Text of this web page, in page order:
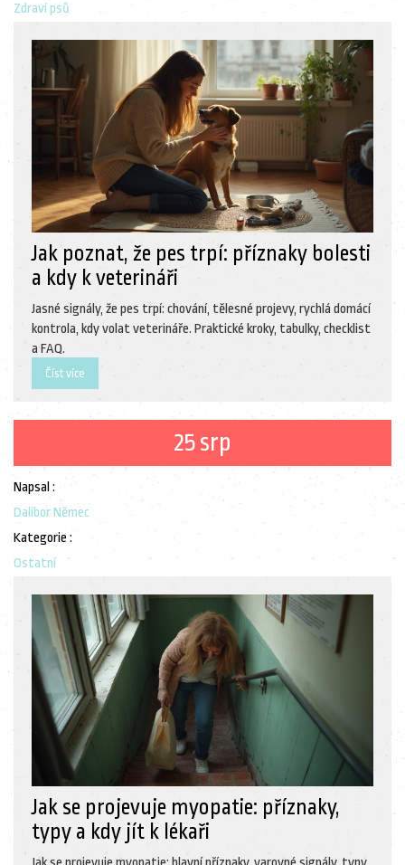
Zdraví psů
Jak poznat, že pes trpí: příznaky bolesti
a kdy k veterináři
Jasné signály, že pes trpí: chování, tělesné projevy, rychlá domácí
kontrola, kdy volat veterináře. Praktické kroky, tabulky, checklist
a FAQ.
Číst více
25 srp
Napsal :
Dalibor Němec
Kategorie :
Ostatní
Jak se projevuje myopatie: příznaky,
typy a kdy jít k lékaři